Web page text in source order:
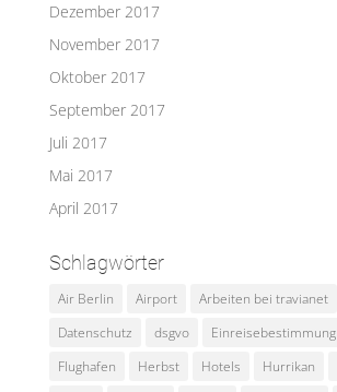
Dezember 2017
November 2017
Oktober 2017
September 2017
Juli 2017
Mai 2017
April 2017
Schlagwörter
Air Berlin Airport Arbeiten bei travianet
Datenschutz
dsgvo Einreisebestimmung
Flughafen
Herbst Hotels Hurrikan